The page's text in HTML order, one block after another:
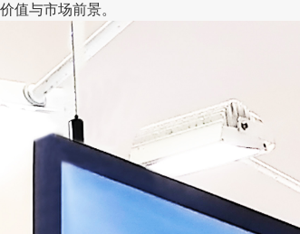
价值与市场前景。